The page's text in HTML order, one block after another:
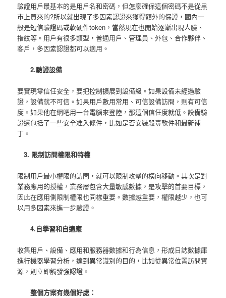
驗證用戶最基本的是用戶名和密碼，但怎麼確保這個密碼不是從黑
市上買來的?所以就出現了多因素認證來獲得額外的保證，國內一
般是短信驗證碼或軟硬件token，當然現在也開始逐漸出現人臉、
指紋等。用戶有很多類型，普通用戶、管理員、外包、合作夥伴、
客戶，多因素認證都可以適用。
2.驗證設備
要實現零信任安全，要把控制擴展到設備級。如果設備未經過驗
證，設備就不可信。如果用戶數用常用、可信設備訪問，則有可信
度。如果他在網吧用一台電腦來登陸，那這個信任度就低。設備驗
證還包括了一些安全准入條件，比如是否安裝殺毒軟件和最新補
丁。
3. 限制訪問權限和特權
限制用戶最小權限的訪問，就可以限制攻擊的橫向移動。其次是對
業務應用的授權，業務層包含大量敏感數據，是攻擊的首要目標，
因此在應用側限制權限也同樣重要。數據越重要，權限越少，也可
以用多因素來進一步驗證。
4.自學習和自適應
收集用戶、設備、應用和服務器數據和行為信息，形成日誌數據庫
進行機器學習分析，達到異常識別的目的，比如從異常位置訪問資
源，則立即觸發強認證。
整個方案有幾個好處：